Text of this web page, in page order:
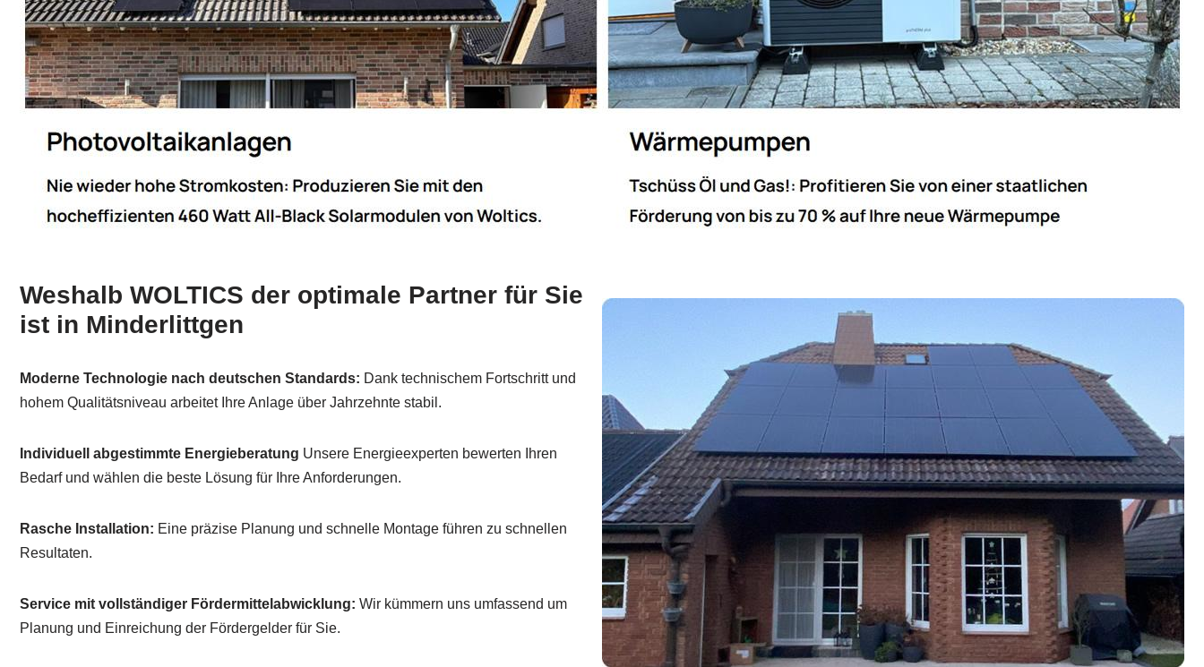
Weshalb WOLTICS der optimale Partner für Sie
ist in Minderlittgen
Moderne Technologie nach deutschen Standards: Dank technischem Fortschritt und
hohem Qualitätsniveau arbeitet Ihre Anlage über Jahrzehnte stabil.
Individuell abgestimmte Energieberatung Unsere Energieexperten bewerten Ihren
Bedarf und wählen die beste Lösung für Ihre Anforderungen.
Rasche Installation: Eine präzise Planung und schnelle Montage führen zu schnellen
Resultaten.
Service mit vollständiger Fördermittelabwicklung: Wir kümmern uns umfassend um
Planung und Einreichung der Fördergelder für Sie.